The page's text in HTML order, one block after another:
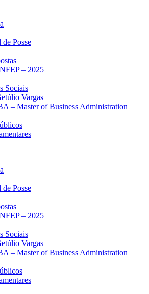
Posse
– 2025
Sociais
Vargas
– Master of Business Administration
Posse
– 2025
Sociais
Vargas
– Master of Business Administration